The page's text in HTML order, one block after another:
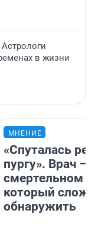
в жизни
МНЕНИЕ
«Спуталась
пургу». Врач —
смертельном
который
обнаружить